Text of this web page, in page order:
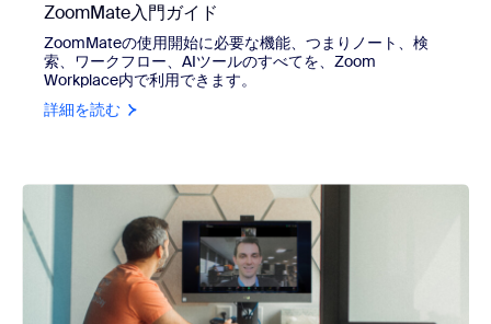
ZoomMate入門ガイド
ZoomMateの使用開始に必要な機能、つまりノート、検
索、ワークフロー、AIツールのすべてを、Zoom
Workplace内で利用できます。
詳細を読む